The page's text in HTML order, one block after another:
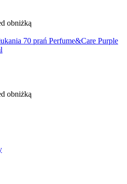
obniżką
70 prań Perfume&Care Purple
obniżką